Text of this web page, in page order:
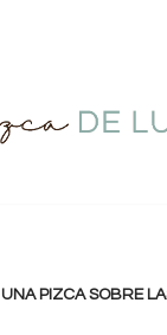
UNA PIZCA SOBRE